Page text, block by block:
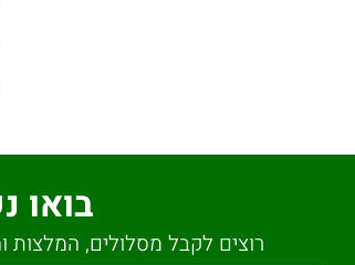
בואו
רוצים לקבל מסלולים, המלצות